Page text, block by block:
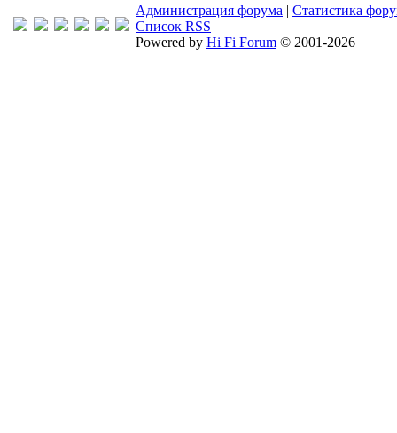
Администрация форума | Статистика
Список RSS
Powered by Hi Fi Forum © 2001-2026